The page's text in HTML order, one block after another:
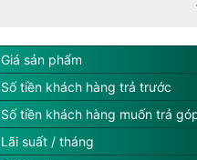
Giá sản phẩm
Số tiền khách hàng trả trước
Số tiền khách hàng muốn trả
Lãi suất / tháng